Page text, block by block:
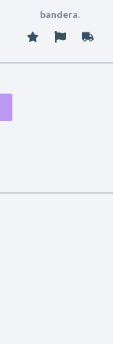
bandera.